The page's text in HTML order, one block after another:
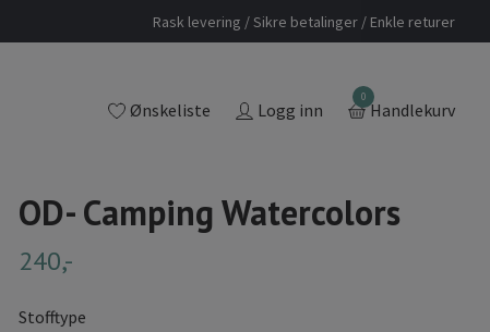
Rask levering / Sikre betalinger / Enkle returer
Ønskeliste Logg inn
0
Handlekurv
OD- Camping Watercolors
240,-
Stofftype